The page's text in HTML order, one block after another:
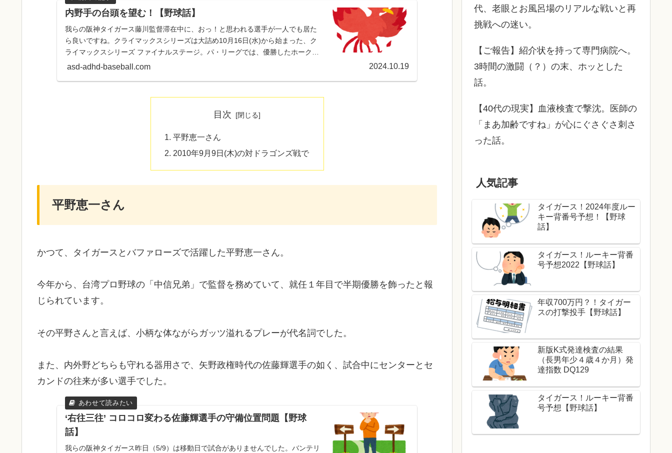
内野手の台頭を望む！【野球話】
我らの阪神タイガース藤川監督滞在中に、おっ！と思われる選手が一人でも居た
ら良いですね。クライマックスシリーズは大詰め10月16日(水)から始まった、ク
ライマックスシリーズ ファイナルステージ。パ・リーグでは、優勝したホークス
が３連勝してアド...
asd-adhd-baseball.com 2024.10.19
目次
平野恵一さん
2010年9月9日(木)の対ドラゴンズ戦で
平野恵一さん
かつて、タイガースとバファローズで活躍した平野恵一さん。
今年から、台湾プロ野球の「中信兄弟」で監督を務めていて、就任１年目で半期優勝を飾ったと報
じられています。
その平野さんと言えば、小柄な体ながらガッツ溢れるプレーが代名詞でした。
また、内外野どちらも守れる器用さで、矢野政権時代の佐藤輝選手の如く、試合中にセンターとセ
カンドの往来が多い選手でした。
‘右往三往’ コロコロ変わる佐藤輝選手の守備位置問題【野球
話】
我らの阪神タイガース昨日（5/9）は移動日で試合がありませんでした。バンテリ
代、老眼とお風呂場のリアルな戦いと再
挑戦への迷い。
​【ご報告】紹介状を持って専門病院へ。
3時間の激闘（？）の末、ホッとした
話。
【40代の現実】血液検査で撃沈。医師の
「まあ加齢ですね」が心にぐさぐさ刺さ
った話。
人気記事
タイガース！2024年度ルー
キー背番号予想！【野球
話】
タイガース！ルーキー背番
号予想2022【野球話】
年収700万円？！タイガー
スの打撃投手【野球話】
新版K式発達検査の結果
（長男年少４歳４か月）発
達指数 DQ129
タイガース！ルーキー背番
号予想【野球話】